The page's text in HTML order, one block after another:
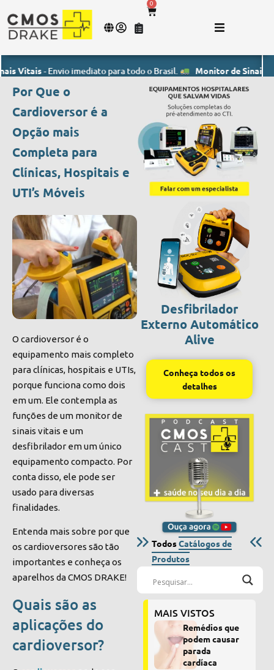
0
- Envio imediato para todo o Brasil. Monitor de Sinais Vitais
Por Que o
Cardioversor é a
Opção mais
Completa para
Clínicas, Hospitais e
UTI’s Móveis
O cardioversor é o
equipamento mais completo
para clínicas, hospitais e UTIs,
porque funciona como dois
em um. Ele contempla as
funções de um monitor de
sinais vitais e um
desfibrilador em um único
equipamento compacto. Por
conta disso, ele pode ser
usado para diversas
finalidades.
Entenda mais sobre por que
os cardioversores são tão
importantes e conheça os
aparelhos da CMOS DRAKE!
Quais são as
aplicações do
cardioversor?
Desfibrilador
Externo Automático
Alive
Conheça todos os
detalhes
TodosCatálogos de
Produtos
MAIS VISTOS
Remédios que
podem causar
parada
cardíaca